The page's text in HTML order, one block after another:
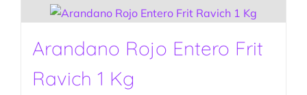
Arandano Rojo Entero Frit
Ravich 1 Kg